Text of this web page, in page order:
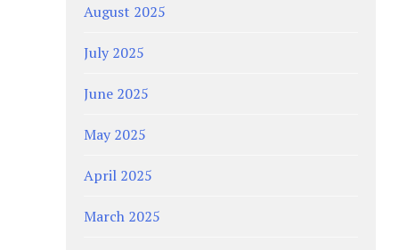
August 2025
July 2025
June 2025
May 2025
April 2025
March 2025